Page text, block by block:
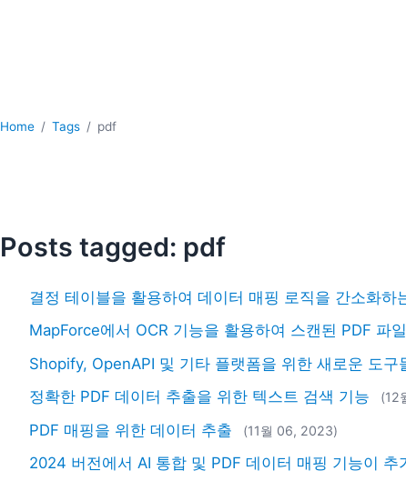
Home Tags pdf
Posts tagged: pdf
결정 테이블을 활용하여 데이터 매핑 로직을 간소화하
MapForce에서 OCR 기능을 활용하여 스캔된 PDF 파
Shopify, OpenAPI 및 기타 플랫폼을 위한 새로운 도구
정확한 PDF 데이터 추출을 위한 텍스트 검색 기능 (12
PDF 매핑을 위한 데이터 추출 (11월 06, 2023)
2024 버전에서 AI 통합 및 PDF 데이터 매핑 기능이 추